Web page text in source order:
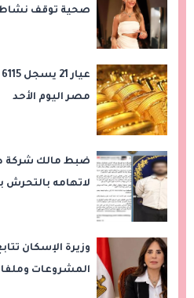
صحية توقف
مصر اليوم الأحد
ضبط مالك شركة
وزيرة الإسكان
المشروعات